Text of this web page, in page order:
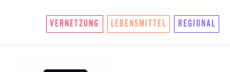
VERNETZUNG LEBENSMITTEL REGIONAL